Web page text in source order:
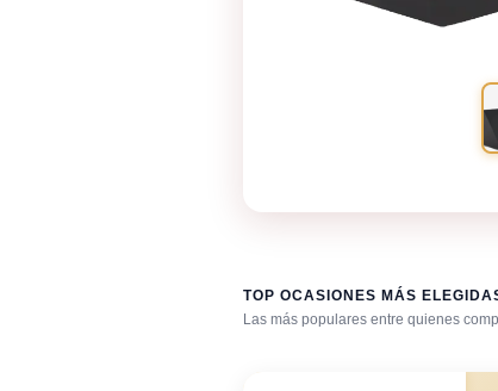
TOP OCASIONES MÁS
Las más populares entre quienes
Cualquier ocasión